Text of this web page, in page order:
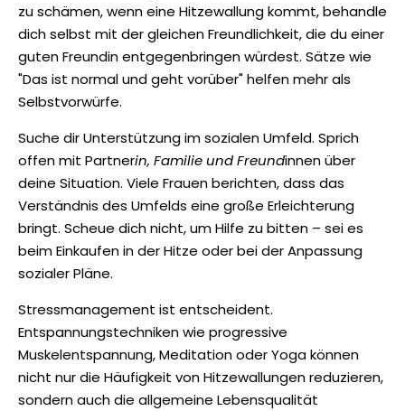
zu schämen, wenn eine Hitzewallung kommt, behandle
dich selbst mit der gleichen Freundlichkeit, die du einer
guten Freundin entgegenbringen würdest. Sätze wie
"Das ist normal und geht vorüber" helfen mehr als
Selbstvorwürfe.
Suche dir Unterstützung im sozialen Umfeld. Sprich
offen mit Partnerin, Familie und Freundinnen über
deine Situation. Viele Frauen berichten, dass das
Verständnis des Umfelds eine große Erleichterung
bringt. Scheue dich nicht, um Hilfe zu bitten – sei es
beim Einkaufen in der Hitze oder bei der Anpassung
sozialer Pläne.
Stressmanagement ist entscheident.
Entspannungstechniken wie progressive
Muskelentspannung, Meditation oder Yoga können
nicht nur die Häufigkeit von Hitzewallungen reduzieren,
sondern auch die allgemeine Lebensqualität